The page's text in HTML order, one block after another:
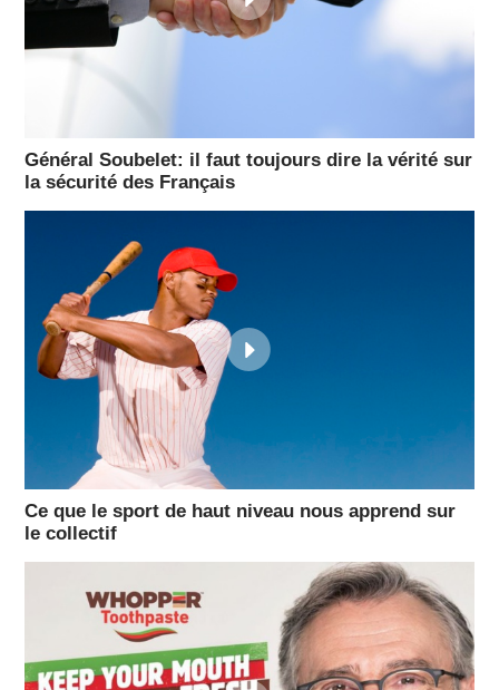
Général Soubelet: il faut toujours dire la vérité sur
la sécurité des Français
Ce que le sport de haut niveau nous apprend sur
le collectif